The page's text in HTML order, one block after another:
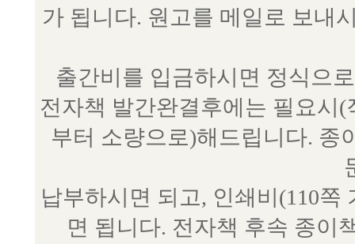
가 됩니다. 원고를 메일로 보내
출간비를 입금하시면 정식으
전자책 발간완결후에는 필요시
부터 소량으로)해드립니다. 종
납부하시면 되고, 인쇄비(110
면 됩니다. 전자책 후속 종이